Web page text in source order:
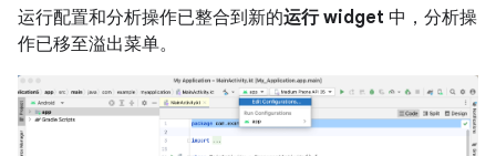
运行配置和分析操作已整合到新的运行 widget 中，分析操
作已移至溢出菜单。